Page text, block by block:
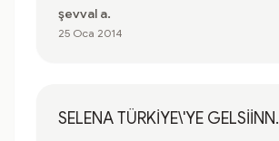
şevval a.
25 Oca 2014
SELENA TÜRKİYE\'YE GELSİİNN.